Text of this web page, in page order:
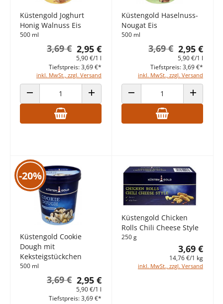
Küstengold Joghurt
Honig Walnuss Eis
500 ml
2,95 €
3,69 €
5,90 €/1 l
inkl. MwSt., zzgl. Versand
Tiefstpreis: 3,69 €*
ANZAHL VERRINGERN ANZAHL ERHÖHEN
Küstengold Haselnuss-
Nougat Eis
500 ml
2,95 €
3,69 €
5,90 €/1 l
inkl. MwSt., zzgl. Versand
Tiefstpreis: 3,69 €*
ANZAHL VERRINGERN ANZAHL
-20%
Küstengold Cookie
Dough mit
Keksteigstückchen
500 ml
2,95 €
3,69 €
5,90 €/1 l
Tiefstpreis: 3,69 €*
Küstengold Chicken
Rolls Chili Cheese Style
250 g
3,69 €
14,76 €/1 kg
inkl. MwSt., zzgl. Versand